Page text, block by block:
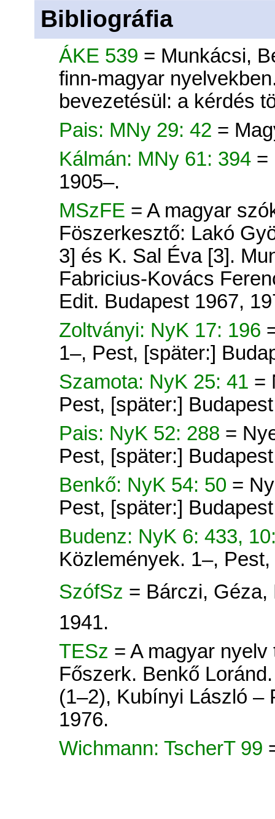
Bibliográfia
ÁKE 539 = Munkácsi,
finn-magyar
bevezetésül: a kérdés
Pais: MNy 29: 42 =
Kálmán: MNy 61: 394 =
1905–.
MSzFE = A magyar
Föszerkesztő: Lakó
3] és K. Sal Éva [3].
Fabricius-Kovács
Edit. Budapest 1967,
Zoltványi: NyK 17: 196
1–, Pest, [später:]
Szamota: NyK 25: 41 =
Pest, [später:]
Pais: NyK 52: 288 =
Pest, [später:]
Benkő: NyK 54: 50 =
Pest, [später:]
Budenz: NyK 6: 433,
Közlemények. 1–,
SzófSz = Bárczi, Géza,
1941.
TESz = A magyar
Főszerk. Benkő
(1–2), Kubínyi László –
1976.
Wichmann: TscherT 99